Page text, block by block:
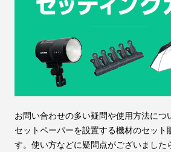
お問い合わせの多い疑問や使用方法につ
セットペーパーを設置する機材のセット
す。使い方などに疑問点がございました